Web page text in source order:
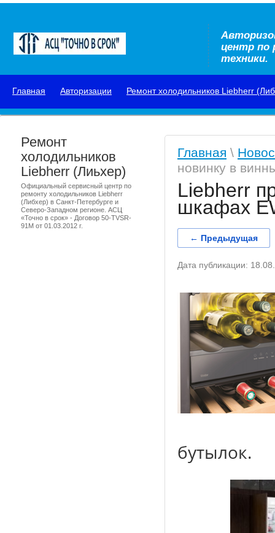
центр по
техники.
Главная Авторизации Ремонт холодильников Liebherr
Ремонт
холодильников
Liebherr (Лиьхер)
Официальный сервисный центр по
ремонту холодильников Liebherr
(Либхер) в Санкт-Петербурге и
Северо-Западном регионе. АСЦ
«Точно в срок» - Договор 50-TVSR-
91M от 01.03.2012 г.
Главная \
новинку в
Liebherr
шкафах
← Предыдущая
Дата публикации:
бутылок.